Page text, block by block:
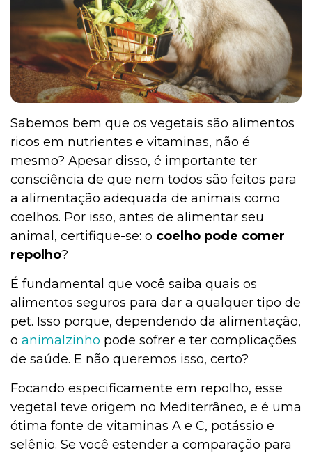
Sabemos bem que os vegetais são alimentos
ricos em nutrientes e vitaminas, não é
mesmo? Apesar disso, é importante ter
consciência de que nem todos são feitos para
a alimentação adequada de animais como
coelhos. Por isso, antes de alimentar seu
animal, certifique-se: o coelho pode comer
repolho?
É fundamental que você saiba quais os
alimentos seguros para dar a qualquer tipo de
pet. Isso porque, dependendo da alimentação,
o animalzinho pode sofrer e ter complicações
de saúde. E não queremos isso, certo?
Focando especificamente em repolho, esse
vegetal teve origem no Mediterrâneo, e é uma
ótima fonte de vitaminas A e C, potássio e
selênio. Se você estender a comparação para